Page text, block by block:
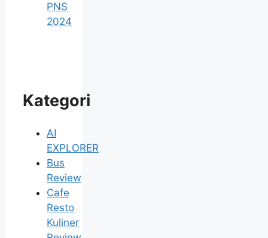
PNS
2024
Kategori
AI
EXPLORER
Bus
Review
Cafe
Resto
Kuliner